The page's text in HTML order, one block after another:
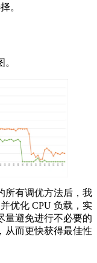
。
所有调优方法后，我
优化 CPU 负载，实
量避免进行不必要的
从而更快获得最佳性